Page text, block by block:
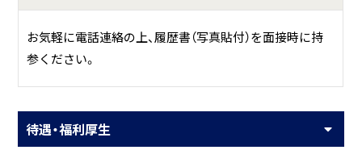
お気軽に電話連絡の上、履歴書（写真貼付）を面接時に持
参ください。
待遇・福利厚生